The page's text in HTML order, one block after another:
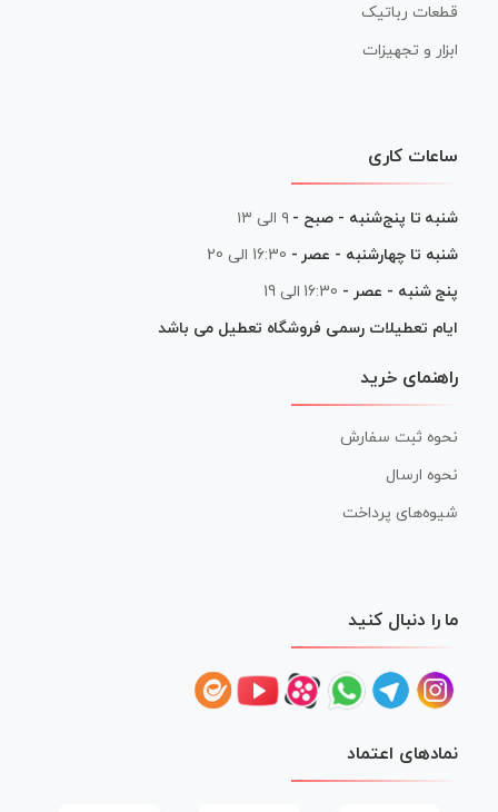
قطعات رباتیک
ابزار و تجهیزات
ساعات کاری
شنبه تا پنج‌شنبه - صبح - ۹ الی ۱۳
شنبه تا چهارشنبه - عصر - 16:30 الی 20
پنج شنبه - عصر - 16:30 الی 19
ایام تعطیلات رسمی فروشگاه تعطیل می باشد
راهنمای خرید
نحوه ثبت سفارش
نحوه ارسال
شیوه‌های پرداخت
ما را دنبال کنید
نمادهای اعتماد